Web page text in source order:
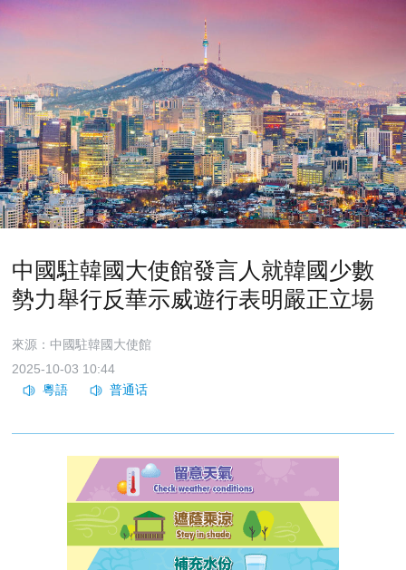
中國駐韓國大使館發言人就韓國少數
勢力舉行反華示威遊行表明嚴正立場
來源：中國駐韓國大使館
2025-10-03 10:44